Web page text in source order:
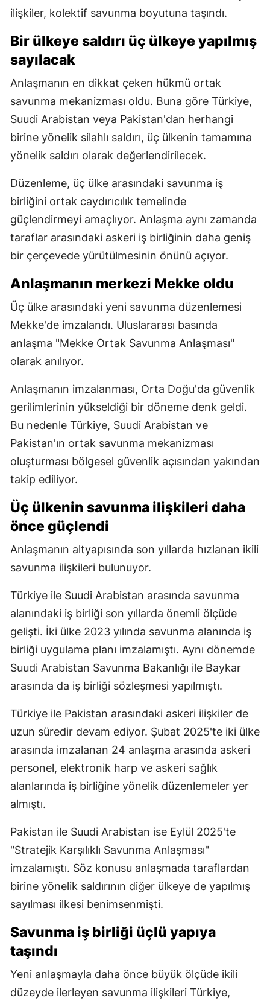
ilişkiler, kolektif savunma boyutuna taşındı.
Bir ülkeye saldırı üç ülkeye yapılmış
sayılacak
Anlaşmanın en dikkat çeken hükmü ortak
savunma mekanizması oldu. Buna göre Türkiye,
Suudi Arabistan veya Pakistan'dan herhangi
birine yönelik silahlı saldırı, üç ülkenin tamamına
yönelik saldırı olarak değerlendirilecek.
Düzenleme, üç ülke arasındaki savunma iş
birliğini ortak caydırıcılık temelinde
güçlendirmeyi amaçlıyor. Anlaşma aynı zamanda
taraflar arasındaki askeri iş birliğinin daha geniş
bir çerçevede yürütülmesinin önünü açıyor.
Anlaşmanın merkezi Mekke oldu
Üç ülke arasındaki yeni savunma düzenlemesi
Mekke'de imzalandı. Uluslararası basında
anlaşma "Mekke Ortak Savunma Anlaşması"
olarak anılıyor.
Anlaşmanın imzalanması, Orta Doğu'da güvenlik
gerilimlerinin yükseldiği bir döneme denk geldi.
Bu nedenle Türkiye, Suudi Arabistan ve
Pakistan'ın ortak savunma mekanizması
oluşturması bölgesel güvenlik açısından yakından
takip ediliyor.
Üç ülkenin savunma ilişkileri daha
önce güçlendi
Anlaşmanın altyapısında son yıllarda hızlanan ikili
savunma ilişkileri bulunuyor.
Türkiye ile Suudi Arabistan arasında savunma
alanındaki iş birliği son yıllarda önemli ölçüde
gelişti. İki ülke 2023 yılında savunma alanında iş
birliği uygulama planı imzalamıştı. Aynı dönemde
Suudi Arabistan Savunma Bakanlığı ile Baykar
arasında da iş birliği sözleşmesi yapılmıştı.
Türkiye ile Pakistan arasındaki askeri ilişkiler de
uzun süredir devam ediyor. Şubat 2025'te iki ülke
arasında imzalanan 24 anlaşma arasında askeri
personel, elektronik harp ve askeri sağlık
alanlarında iş birliğine yönelik düzenlemeler yer
almıştı.
Pakistan ile Suudi Arabistan ise Eylül 2025'te
"Stratejik Karşılıklı Savunma Anlaşması"
imzalamıştı. Söz konusu anlaşmada taraflardan
birine yönelik saldırının diğer ülkeye de yapılmış
sayılması ilkesi benimsenmişti.
Savunma iş birliği üçlü yapıya
taşındı
Yeni anlaşmayla daha önce büyük ölçüde ikili
düzeyde ilerleyen savunma ilişkileri Türkiye,